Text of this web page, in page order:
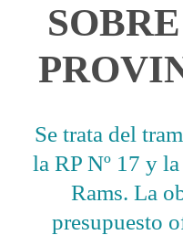
Se trata del
la RP Nº 17 y
Rams. La
presupuesto